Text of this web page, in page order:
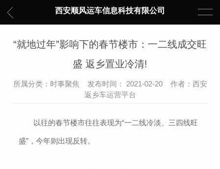
西安顺风运车信息科技有限公司
“就地过年”影响下的春节楼市：一二线成交旺
盛 返乡置业冷清!
所属分类：时事聚焦 发布时间： 2021-02-20 作者：西安
返乡车运营平台
以往的春节楼市往往表现为“一二线冷淡、三四线旺
盛”，今年则出现反转。